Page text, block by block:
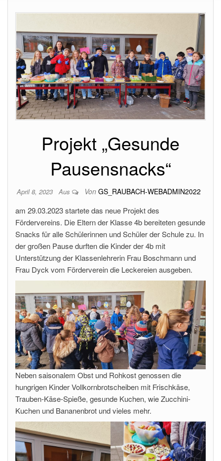
Projekt „Gesunde
Pausensnacks“
April 8, 2023 Aus Von GS_RAUBACH-WEBADMIN2022
am 29.03.2023 startete das neue Projekt des
Fördervereins. Die Eltern der Klasse 4b bereiteten gesunde
Snacks für alle Schülerinnen und Schüler der Schule zu. In
der großen Pause durften die Kinder der 4b mit
Unterstützung der Klassenlehrerin Frau Boschmann und
Frau Dyck vom Förderverein die Leckereien ausgeben.
Neben saisonalem Obst und Rohkost genossen die
hungrigen Kinder Vollkornbrotscheiben mit Frischkäse,
Trauben-Käse-Spieße, gesunde Kuchen, wie Zucchini-
Kuchen und Bananenbrot und vieles mehr.